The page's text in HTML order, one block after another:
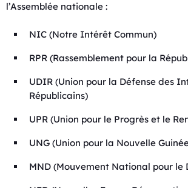
l’Assemblée nationale :
NIC (Notre Intérêt Commun)
RPR (Rassemblement pour la
UDIR (Union pour la Défense des
Républicains)
UPR (Union pour le Progrès et le
UNG (Union pour la Nouvelle
MND (Mouvement National pour le